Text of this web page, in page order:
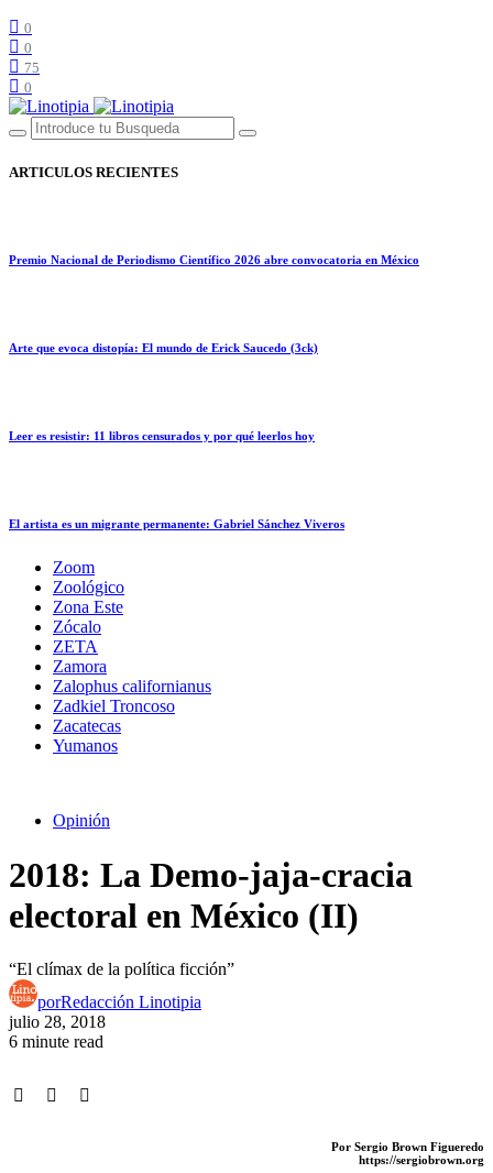
0
0
75
0
ARTICULOS RECIENTES
Premio Nacional de Periodismo Científico 2026 abre convocatoria en México
Arte que evoca distopía: El mundo de Erick Saucedo (3ck)
Leer es resistir: 11 libros censurados y por qué leerlos hoy
El artista es un migrante permanente: Gabriel Sánchez Viveros
Zoom
Zoológico
Zona Este
Zócalo
ZETA
Zamora
Zalophus californianus
Zadkiel Troncoso
Zacatecas
Yumanos
Opinión
2018: La Demo-jaja-cracia
electoral en México (II)
“El clímax de la política ficción”
porRedacción Linotipia
julio 28, 2018
6 minute read
Por Sergio Brown Figueredo
https://sergiobrown.org